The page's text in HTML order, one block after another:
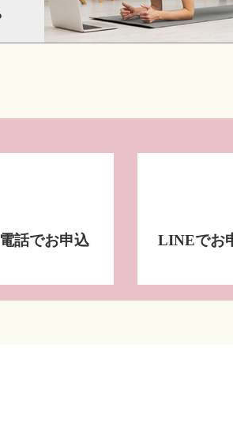
電話でお申込 LINEでお